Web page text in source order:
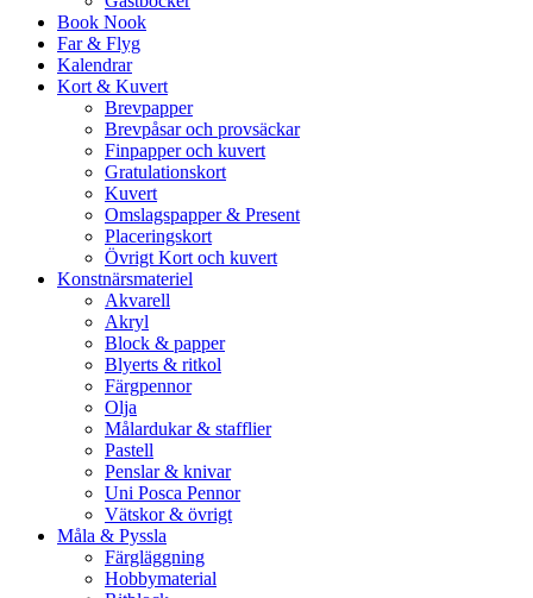
Book Nook
Far & Flyg
Kalendrar
Kort & Kuvert
Brevpapper
Brevpåsar och provsäckar
Finpapper och kuvert
Gratulationskort
Kuvert
Omslagspapper & Present
Placeringskort
Övrigt Kort och kuvert
Konstnärsmateriel
Akvarell
Akryl
Block & papper
Blyerts & ritkol
Färgpennor
Olja
Målardukar & stafflier
Pastell
Penslar & knivar
Uni Posca Pennor
Vätskor & övrigt
Måla & Pyssla
Färgläggning
Hobbymaterial